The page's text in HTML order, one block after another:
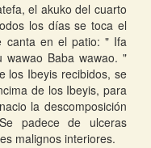
el akuko del cuarto
los días se toca el
canta en el patio: " Ifa
wawao Baba wawao. "
los Ibeyis recibidos, se
de los Ibeyis, para
la descomposición
padece de ulceras
malignos interiores.